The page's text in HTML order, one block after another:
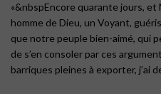
«&nbspEncore quarante jours, et
homme de Dieu, un Voyant,
que notre peuple bien-aimé, qui
de s’en consoler par ces
barriques pleines à exporter, j’ai